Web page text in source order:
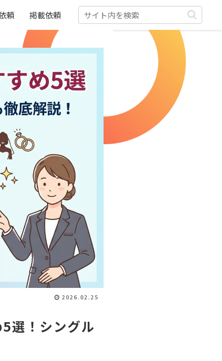
頼 掲載依頼
選！シングル
2026.02.25